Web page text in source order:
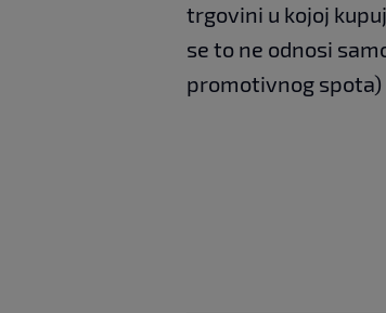
trgovini u kojoj
se to ne odnosi
promotivnog spota)